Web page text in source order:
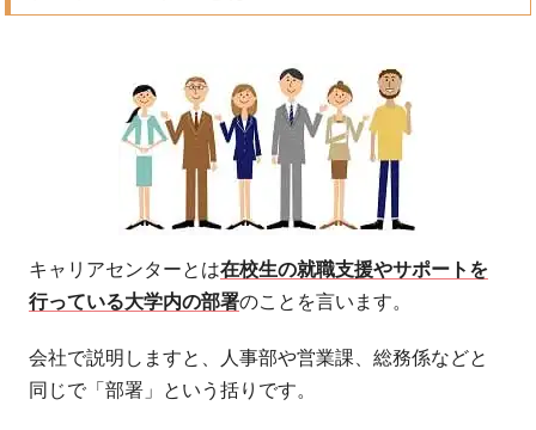
キャリアセンターとは在校生の就職支援やサポートを
行っている大学内の部署のことを言います。
会社で説明しますと、人事部や営業課、総務係などと
同じで「部署」という括りです。